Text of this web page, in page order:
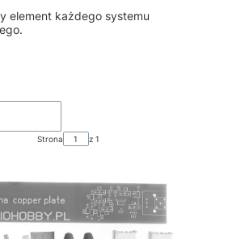
element każdego systemu
Strona z 1